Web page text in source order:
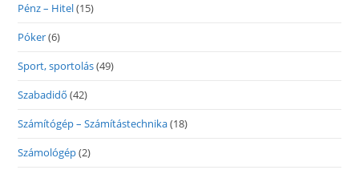
Pénz – Hitel(15)
Póker(6)
Sport, sportolás(49)
Szabadidő (42)
Számítógép – Számítástechnika(18)
Számológép(2)